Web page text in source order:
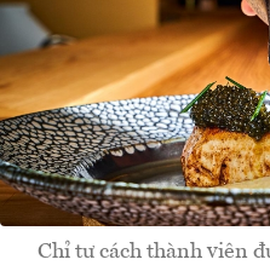
Chỉ tư cách thành viên